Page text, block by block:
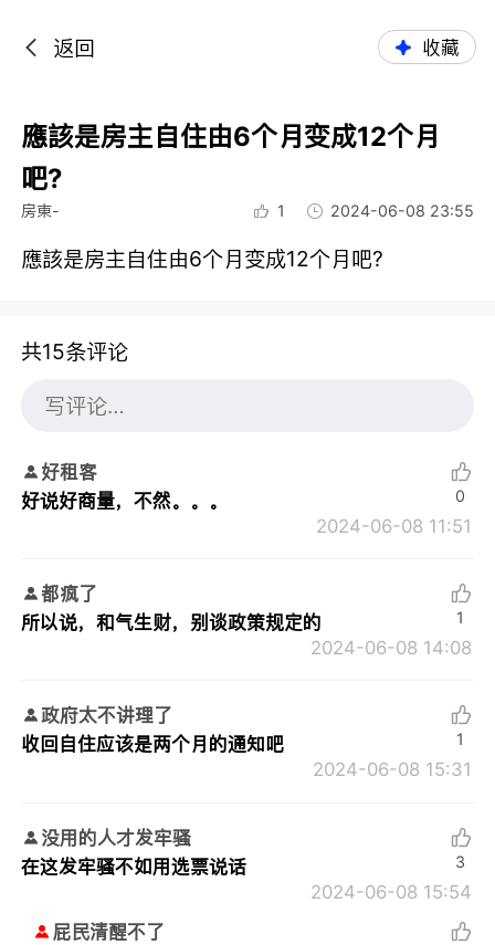
返回 收藏
應該是房主自住由6个月变成12个月
吧?
房東- 1 2024-06-08 23:55
應該是房主自住由6个月变成12个月吧?
共15条评论
好租客
好说好商量，不然。。。
2024-06-08 11:51
0
都疯了
所以说，和气生财，别谈政策规定的
2024-06-08 14:08
1
政府太不讲理了
收回自住应该是两个月的通知吧
2024-06-08 15:31
1
没用的人才发牢骚
在这发牢骚不如用选票说话
2024-06-08 15:54
3
屁民清醒不了